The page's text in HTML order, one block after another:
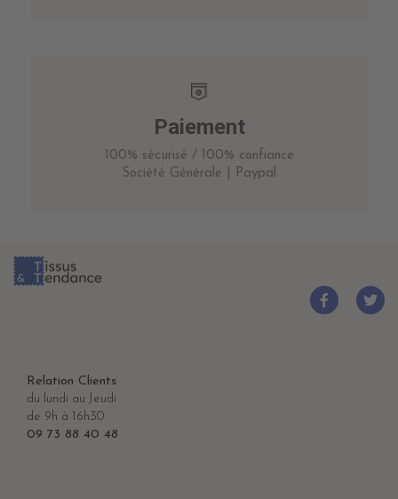
Paiement
100% sécurisé / 100% confiance
Société Générale | Paypal
Relation Clients
du lundi au Jeudi
de 9h à 16h30
09 73 88 40 48